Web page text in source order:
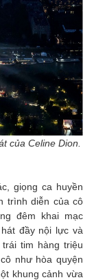
của Celine Dion.
giọng ca huyền
trình diễn của cô
đêm khai mạc
đầy nội lực và
tim hàng triệu
như hòa quyện
khung cảnh vừa